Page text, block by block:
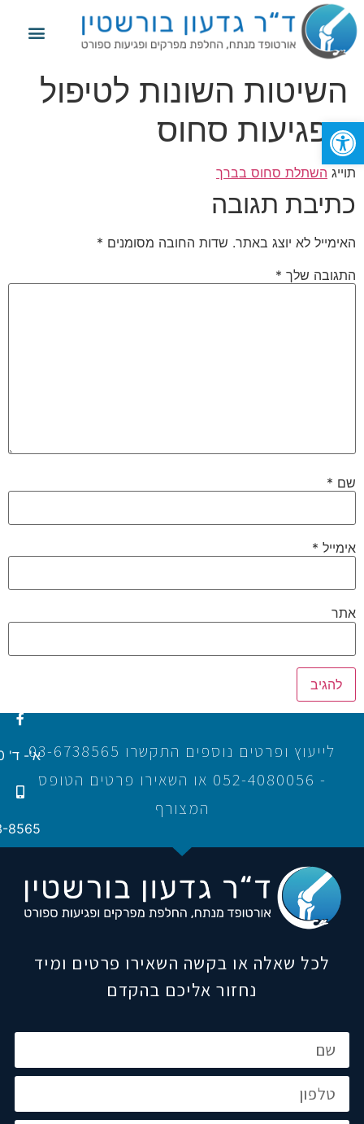
פתח סרגל נגישות
השיטות השונות לטיפול
בפגיעות סחוס
תוייג השתלת סחוס בברך
כתיבת תגובה
האימייל לא יוצג באתר. שדות החובה מסומנים *
התגובה שלך *
שם *
אימייל *
אתר
לייעוץ ופרטים נוספים התקשרו 03-6738565
- 052-4080056 או השאירו פרטים הטופס
המצורף
לכל שאלה או בקשה השאירו פרטים ומיד
נחזור אליכם בהקדם
א'- ד' 16:00-21:00
8565